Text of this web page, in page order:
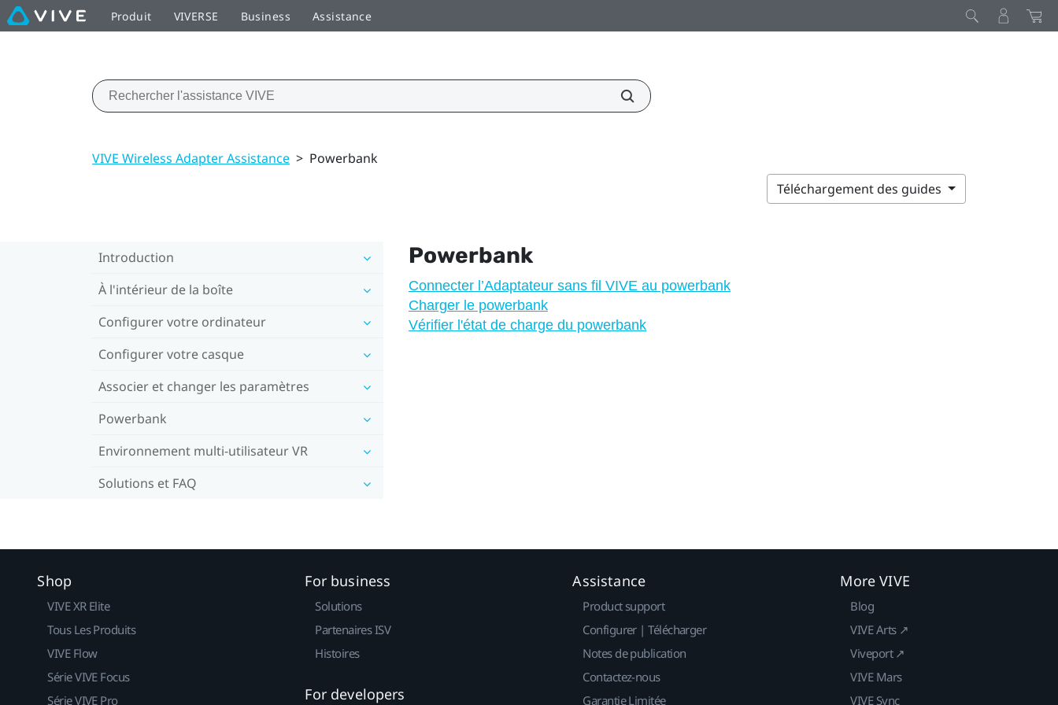
Produit VIVERSE Business Assistance
VIVE Wireless Adapter Assistance > Powerbank
Téléchargement des guides
Introduction
À l'intérieur de la boîte
Configurer votre ordinateur
Configurer votre casque
Associer et changer les paramètres
Powerbank
Environnement multi-utilisateur VR
Solutions et FAQ
Powerbank
Connecter l’Adaptateur sans fil VIVE au powerbank
Charger le powerbank
Vérifier l'état de charge du powerbank
Shop
VIVE XR Elite
Tous Les Produits
VIVE Flow
Série VIVE Focus
Série VIVE Pro
For business
Solutions
Partenaires ISV
Histoires
For developers
Assistance
Product support
Configurer | Télécharger
Notes de publication
Contactez-nous
Garantie Limitée
More VIVE
Blog
VIVE Arts ↗
Viveport ↗
VIVE Mars
VIVE Sync